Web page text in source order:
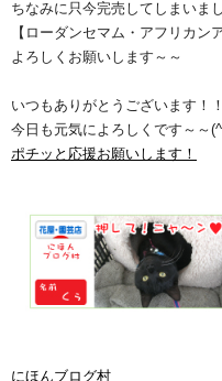
ちなみに只今完売してしまいま
【ローダンセマム・アフリカン
よろしくお願いします～～
いつもありがとうございます！！
今日も元気によろしくです～～
ポチッと応援お願いします！
にほんブログ村